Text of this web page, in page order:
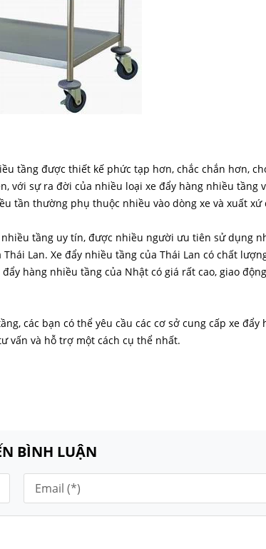
tầng được thiết kế phức tạp hơn, chắc chắn hơn,
với sự ra đời của nhiều loại xe đẩy hàng nhiều tầng
tần thường phụ thuộc nhiều vào dòng xe và xuất xứ
tầng uy tín, được nhiều người ưu tiên sử dụng
Lan. Xe đẩy nhiều tầng của Thái Lan có chất
hàng nhiều tầng của Nhật có giá rất cao, giao
các bạn có thể yêu cầu các cơ sở cung cấp xe đẩy
vấn và hỗ trợ một cách cụ thể nhất.
BÌNH LUẬN